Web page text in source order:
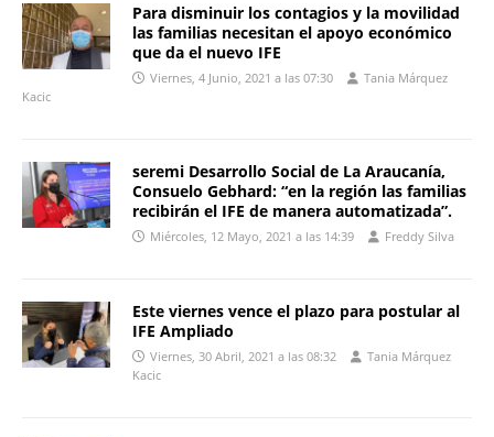
Para disminuir los contagios y la movilidad
las familias necesitan el apoyo económico
que da el nuevo IFE
Viernes, 4 Junio, 2021 a las 07:30
Tania Márquez
Kacic
seremi Desarrollo Social de La Araucanía,
Consuelo Gebhard: “en la región las familias
recibirán el IFE de manera automatizada”.
Miércoles, 12 Mayo, 2021 a las 14:39 Freddy Silva
Este viernes vence el plazo para postular al
IFE Ampliado
Viernes, 30 Abril, 2021 a las 08:32
Tania Márquez
Kacic